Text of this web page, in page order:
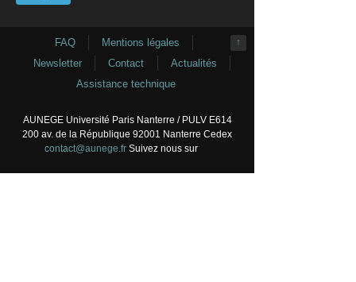
↑
FAQ
Mentions légales
Newsletter
Contact
Actualités
Assistance technique
AUNEGE Université Paris Nanterre / PULV E614
200 av. de la République 92001 Nanterre Cedex
contact@aunege.frSuivez nous sur